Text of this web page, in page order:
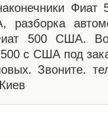
500 США.
с США под
Звоните.